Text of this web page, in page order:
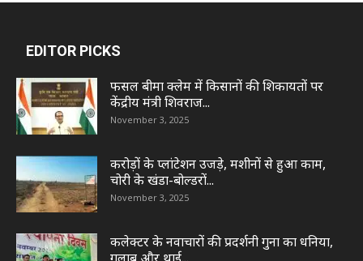
EDITOR PICKS
फसल बीमा क्लेम में किसानों की शिकायतों पर
केंद्रीय मंत्री शिवराज...
November 3, 2025
करोड़ों के प्लांटेशन उजड़े, मशीनों से हुआ काम,
चोरी के खंडा-बोल्डरों...
November 3, 2025
कलेक्टर के नवाचारों की प्रदर्शनी गुना का धनिया,